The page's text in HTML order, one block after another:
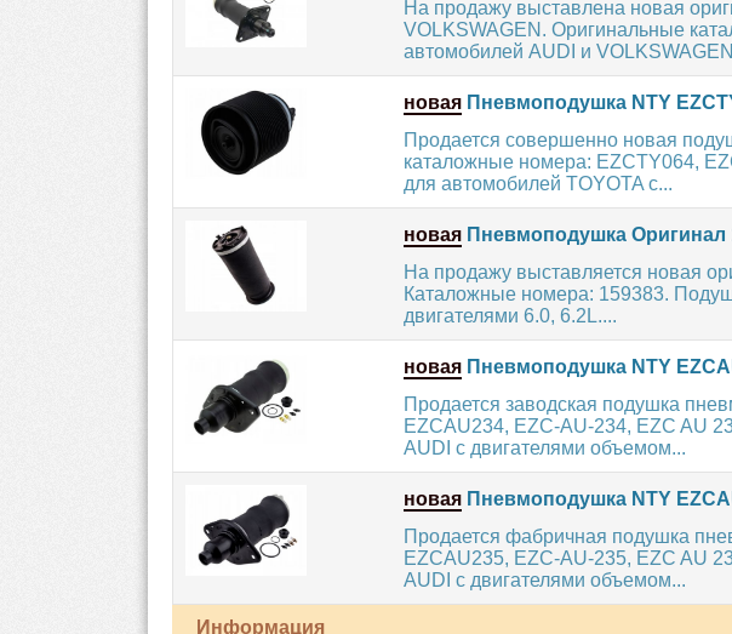
На продажу выставлена новая
VOLKSWAGEN. Оригинальные
автомобилей AUDI и
новая Пневмоподушка NTY
Продается совершенно новая
каталожные номера: EZCTY064,
для автомобилей TOYOTA с...
новая Пневмоподушка Оригинал
На продажу выставляется новая
Каталожные номера: 159383.
двигателями 6.0, 6.2L....
новая Пневмоподушка NTY
Продается заводская подушка
EZCAU234, EZC-AU-234, EZC AU
AUDI с двигателями объемом...
новая Пневмоподушка NTY
Продается фабричная подушка
EZCAU235, EZC-AU-235, EZC AU
AUDI с двигателями объемом...
Информация